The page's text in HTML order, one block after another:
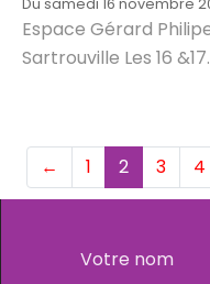
Du samedi 16 novembre
Espace Gérard
Sartrouville Les 16
← 1 2(current)
3 4